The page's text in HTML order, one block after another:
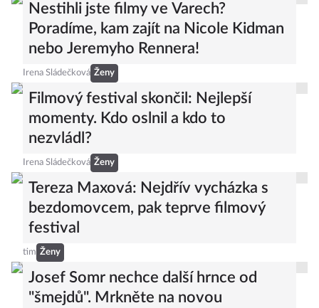
Nestihli jste filmy ve Varech?
Poradíme, kam zajít na Nicole Kidman
nebo Jeremyho Rennera!
Irena Sládečková Ženy
Filmový festival skončil: Nejlepší
momenty. Kdo oslnil a kdo to
nezvládl?
Irena Sládečková Ženy
Tereza Maxová: Nejdřív vycházka s
bezdomovcem, pak teprve filmový
festival
tim Ženy
Josef Somr nechce další hrnce od
"šmejdů". Mrkněte na novou